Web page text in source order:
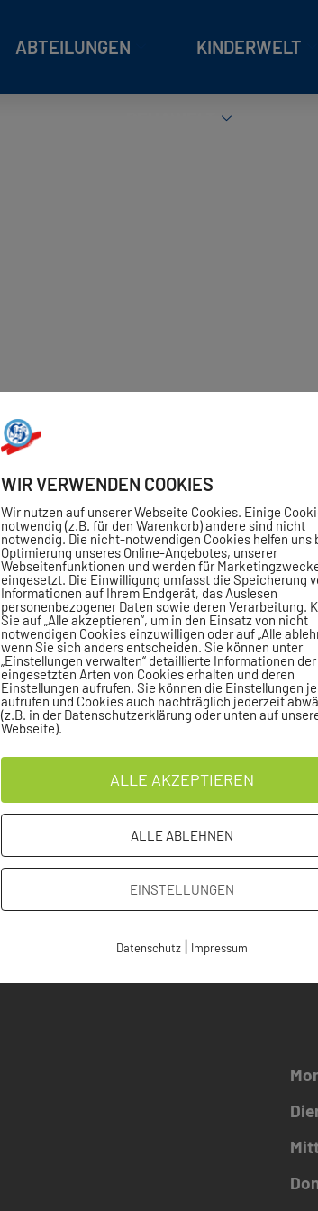
ABTEILUNGEN KINDERWELT
WIR VERWENDEN COOKIES
Wir nutzen auf unserer Webseite Cookies. Einige
notwendig (z.B. für den Warenkorb) andere sind nicht
notwendig. Die nicht-notwendigen Cookies helfen uns
Optimierung unseres Online-Angebotes, unserer
Webseitenfunktionen und werden für
eingesetzt. Die Einwilligung umfasst die Speicherung
Informationen auf Ihrem Endgerät, das Auslesen
personenbezogener Daten sowie deren Verarbeitung.
Sie auf „Alle akzeptieren“, um in den Einsatz von nicht
notwendigen Cookies einzuwilligen oder auf „Alle
wenn Sie sich anders entscheiden. Sie können unter
„Einstellungen verwalten“ detaillierte Informationen
eingesetzten Arten von Cookies erhalten und deren
Einstellungen aufrufen. Sie können die Einstellungen
aufrufen und Cookies auch nachträglich jederzeit
(z.B. in der Datenschutzerklärung oder unten auf
Webseite).
ALLE AKZEPTIEREN
ALLE ABLEHNEN
EINSTELLUNGEN
Datenschutz | Impressum